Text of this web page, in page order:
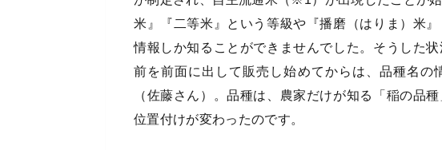
米』『二等米』という等級や『播磨（はりま）米
情報しか知ることができませんでした。そうした
前を前面に出して販売し始めてからは、品種名の
（佐藤さん）。品種は、農家だけが知る「稲の品
位置付けが変わったのです。